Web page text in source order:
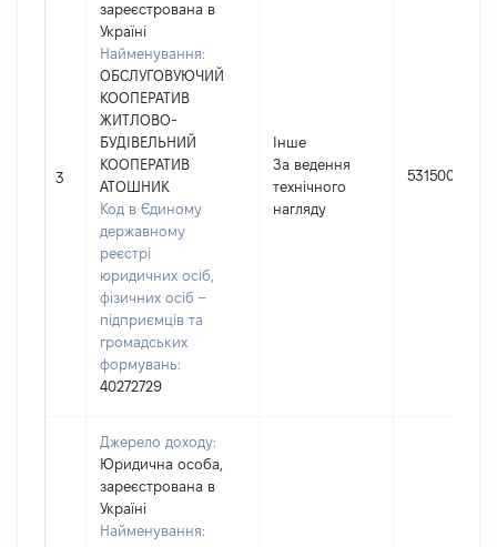
3
зареєстрована в
Україні
Найменування:
ОБСЛУГОВУЮЧИЙ
КООПЕРАТИВ
ЖИТЛОВО-
БУДІВЕЛЬНИЙ
КООПЕРАТИВ
АТОШНИК
Код в Єдиному
державному
реєстрі
юридичних осіб,
фізичних осіб –
підприємців та
громадських
формувань:
40272729
Інше
За ведення
технічного
нагляду
531500
Джерело доходу:
Юридична особа,
зареєстрована в
Україні
Найменування: